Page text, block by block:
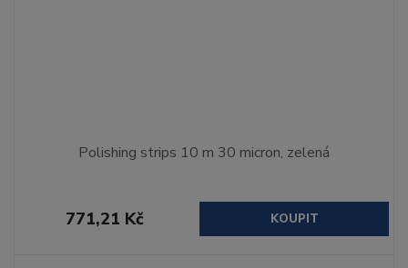
Polishing strips 10 m 30 micron, zelená
771,21 Kč KOUPIT